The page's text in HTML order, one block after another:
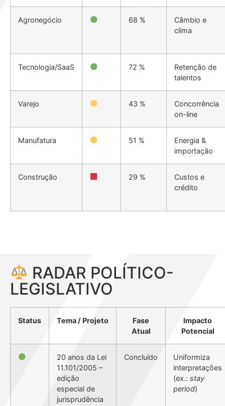
Agronegócio 68 %
Câmbio e
clima
Tecnologia/SaaS 72 %
Retenção de
talentos
Varejo 43 %
Concorrência
on-line
Manufatura 51 %
Energia &
importação
Construção 29 %
Custos e
crédito
RADAR POLÍTICO-
LEGISLATIVO
Status Tema / Projeto
Fase
Atual
Impacto
Potencial
20 anos da Lei
11.101/2005 –
edição
especial de
jurisprudência
Concluído
Uniformiza
interpretações
(ex.: stay
period)